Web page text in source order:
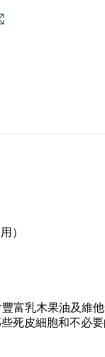
）
乳木果油及維
皮細胞和不必